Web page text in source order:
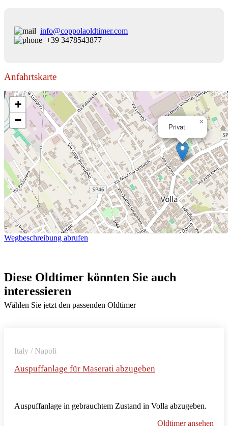
info@coppolaoldtimer.com
+39 3478543877
Anfahrtskarte
Privat
×
+
−
Wegbeschreibung abrufen
Diese Oldtimer könnten Sie auch
interessieren
Wählen Sie jetzt den passenden Oldtimer
Italy / Napoli
Auspuffanlage für Maserati abzugeben
Auspuffanlage in gebrauchtem Zustand in Volla abzugeben.
Oldtimer ansehen